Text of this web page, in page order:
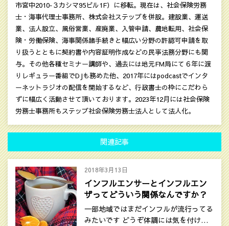
市宮中2010‐３カシマ95ビル1F）に移転。現在は、社会保険労務
士・海事代理士事務所、株式会社ステップを併設。建設業、運送
業、法人設立、風俗営業、産廃業、入管申請、農地転用、社会保
険・労働保険、海事関係諸手続きと幅広い分野の許認可申請を取
り扱うとともに契約書や内容証明作成などの民亊法務分野にも関
与。その他各種セミナー講師や、過去には地元FM局にて６年に渡
りレギュラー番組でDJも務めた他、2017年にはpodcastでインタ
ーネットラジオの配信を開始するなど、行政書士の枠にこだわら
ずに幅広く活動させて頂いております。2023年12月には社会保険
労務士事務所もステップ社会保険労務士法人として法人化。
関連記事
2018年3月13日
インフルエンサーとインフルエン
ザってどういう関係なんですか？
一部地域ではまだインフルが流行ってる
みたいです どうぞ体調には気を付け…